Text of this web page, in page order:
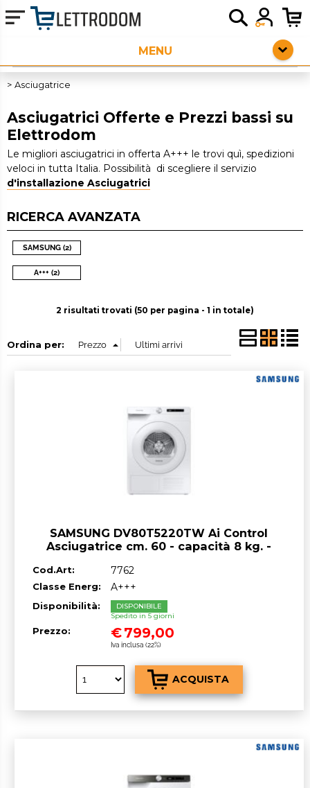
HOME PAGE
ELETTRODOMESTICI DA INCASSO
PICCOLI ELETTRODOMESTICI
SERVIZI AGGIUNTIVI
Asciugatrice
Asciugatrici Offerte e Prezzi bassi su
Elettrodom
Le migliori asciugatrici in offerta A+++ le trovi quì, spedizioni
veloci in tutta Italia. Possibilità di scegliere il servizio
d'installazione Asciugatrici
RICERCA AVANZATA
SAMSUNG (2)
A+++ (2)
2 risultati trovati (50 per pagina - 1 in totale)
Ordina per:
SAMSUNG DV80T5220TW Ai Control
Asciugatrice cm. 60 - capacità 8 kg. -
Cod.Art: 7762
Classe Energ: A+++
Disponibilità:
DISPONIBILE
Spedito in 5 giorni
Prezzo: €799,00
Iva inclusa (22%)